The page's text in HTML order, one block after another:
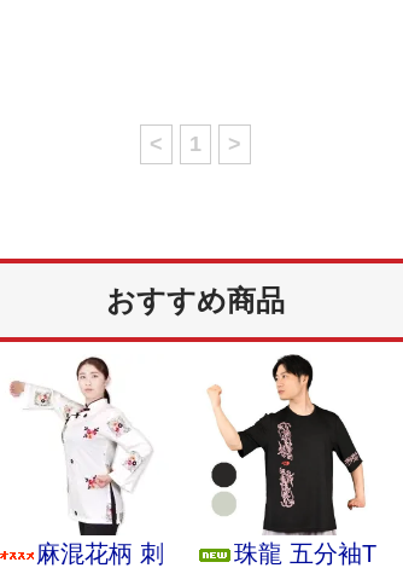
< 1 >
おすすめ商品
麻混花柄 刺
珠龍 五分袖T